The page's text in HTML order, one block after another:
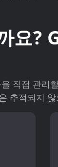
요
직접 관리
추적되지